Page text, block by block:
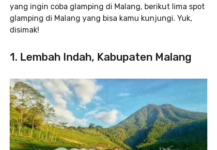
yang ingin coba glamping di Malang, berikut lima spot
glamping di Malang yang bisa kamu kunjungi. Yuk,
disimak!
1. Lembah Indah, Kabupaten Malang